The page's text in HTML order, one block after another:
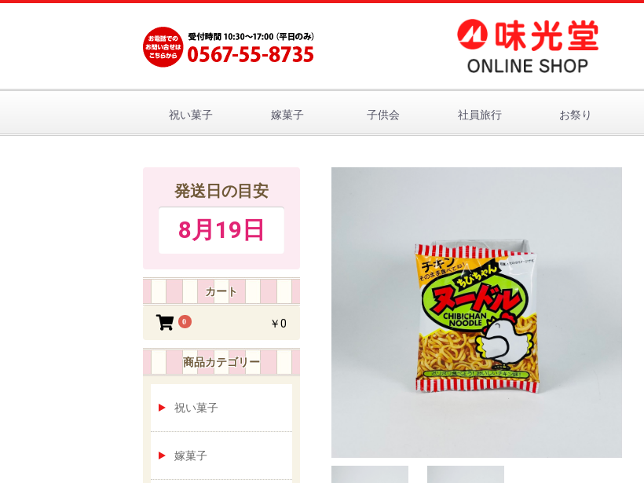
祝い菓子 嫁菓子 子供会 社員旅行 お祭り
発送日の目安
8月19日
カート
0 ￥0
商品カテゴリー
祝い菓子
嫁菓子